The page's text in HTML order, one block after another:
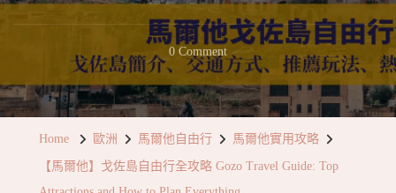
0 CommentOn
【馬
爾
Home 歐洲 馬爾他自由行 馬爾他實用攻略
【馬爾他】戈佐島自由行全攻略 Gozo Travel Guide: Top